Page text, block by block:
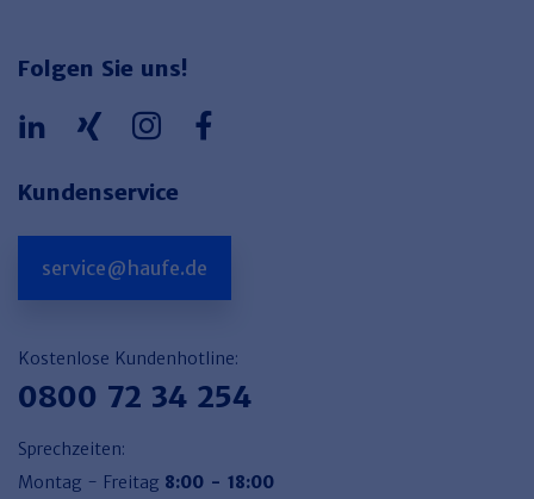
Folgen Sie uns!
Kundenservice
service@haufe.de
Kostenlose Kundenhotline:
0800 72 34 254
Sprechzeiten:
Montag - Freitag 8:00 - 18:00